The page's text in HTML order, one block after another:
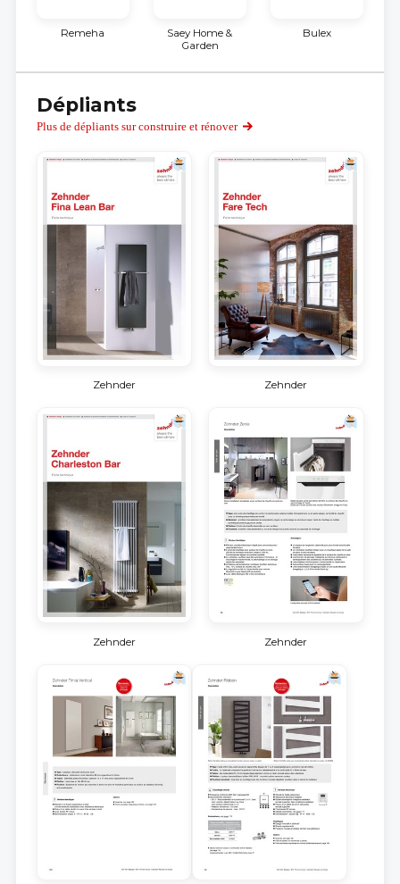
Remeha
Saey Home &
Garden
Bulex
Dépliants
Plus de dépliants sur construire et rénover
Zehnder Zehnder
Zehnder Zehnder